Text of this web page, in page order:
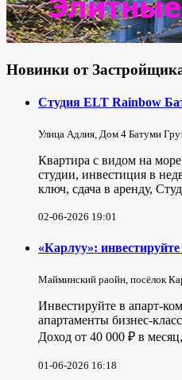
Новинки от
Студия ELT Rainbow
Улица Адлия, Дом 4 Батуми
Квартира с видом на
студии, инвестиция в
ключ, сдача в аренду,
02-06-2026 19:01
«Карлуу»:
Майминский раойн, посёлок
Инвестируйте в апарт-
апартаменты бизнес-
Доход от 40 000 ₽ в
01-06-2026 16:18